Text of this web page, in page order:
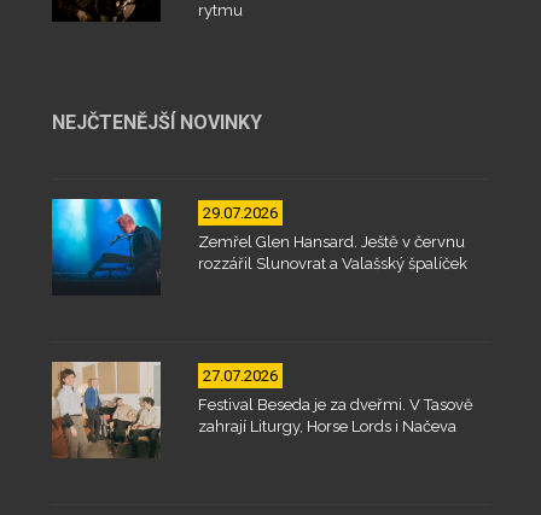
rytmu
NEJČTENĚJŠÍ NOVINKY
29.07.2026
Zemřel Glen Hansard. Ještě v červnu
rozzářil Slunovrat a Valašský špalíček
27.07.2026
Festival Beseda je za dveřmi. V Tasově
zahrají Liturgy, Horse Lords i Načeva